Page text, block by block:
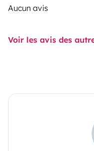
Aucun avis
Voir les avis des